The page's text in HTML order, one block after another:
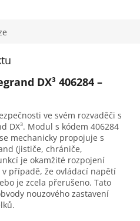
DX³ 406284 –
ve svém rozvaděči s
DX³. Modul s kódem 406284
mechanicky propojuje s
(jističe, chrániče,
je okamžité rozpojení
případě, že ovládací napětí
je zcela přerušeno. Tato
nouzového zastavení